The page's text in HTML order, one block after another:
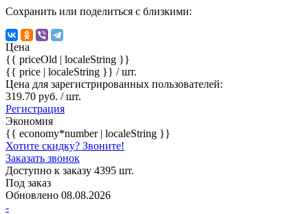
Сохранить или поделиться с близкими:
Цена
{{ priceOld | localeString }}
{{ price | localeString }} / шт.
Цена для зарегистрированных пользователей:
319.70 руб. / шт.
Регистрация
Экономия
{{ economy*number | localeString }}
Хотите скидку? Звоните!
Заказать звонок
Доступно к заказу 4395 шт.
Под заказ
Обновлено 08.08.2026
-